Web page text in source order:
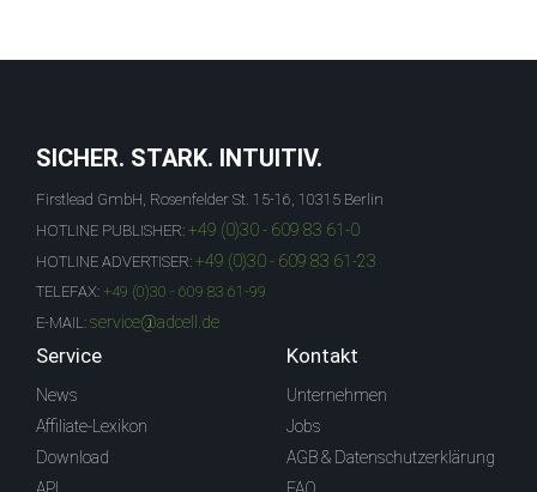
SICHER. STARK. INTUITIV.
Firstlead GmbH, Rosenfelder St. 15-16, 10315 Berlin
HOTLINE PUBLISHER: +49 (0)30 - 609 83 61-0
HOTLINE ADVERTISER: +49 (0)30 - 609 83 61-23
TELEFAX: +49 (0)30 - 609 83 61-99
E-MAIL: service@adcell.de
Service
News
Affiliate-Lexikon
Download
Kontakt
Unternehmen
Jobs
AGB & Datenschutzerklärung